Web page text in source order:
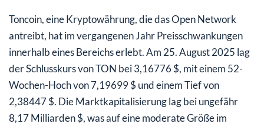
Toncoin, eine Kryptowährung, die das Open Network
antreibt, hat im vergangenen Jahr Preisschwankungen
innerhalb eines Bereichs erlebt. Am 25. August 2025 lag
der Schlusskurs von TON bei 3,16776 $, mit einem 52-
Wochen-Hoch von 7,19699 $ und einem Tief von
2,38447 $. Die Marktkapitalisierung lag bei ungefähr
8,17 Milliarden $, was auf eine moderate Größe im